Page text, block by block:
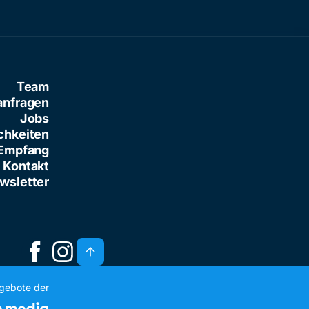
Team
Jobs
Kontakt
der